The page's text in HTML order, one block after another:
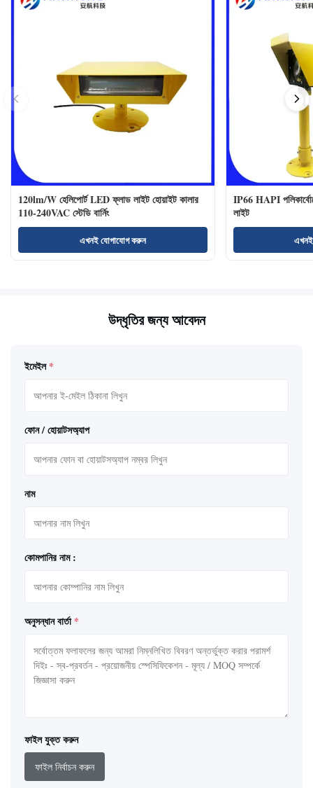
120lm/W হেলিপোর্ট LED ফ্লাড লাইট হোয়াইট কালার
110-240VAC স্টেডি বার্নিং
এখনই যোগাযোগ করুন
IP66 HAPI
লাইট
উদ্ধৃতির জন্য আবেদন
ইমেইল *
ফোন / হোয়াটসঅ্যাপ
নাম
কোমপানির নাম :
অনুসন্ধান বার্তা *
ফাইল যুক্ত করুন
ফাইল নির্বাচন করুন